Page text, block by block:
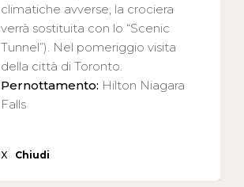
climatiche avverse, la crociera
verrà sostituita con lo “Scenic
Tunnel”). Nel pomeriggio visita
della città di Toronto.
Pernottamento: Hilton Niagara
Falls
X Chiudi